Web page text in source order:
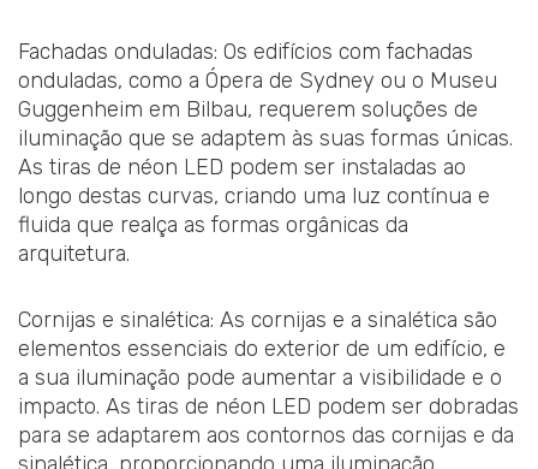
Fachadas onduladas: Os edifícios com fachadas
onduladas, como a Ópera de Sydney ou o Museu
Guggenheim em Bilbau, requerem soluções de
iluminação que se adaptem às suas formas únicas.
As tiras de néon LED podem ser instaladas ao
longo destas curvas, criando uma luz contínua e
fluida que realça as formas orgânicas da
arquitetura.
Cornijas e sinalética: As cornijas e a sinalética são
elementos essenciais do exterior de um edifício, e
a sua iluminação pode aumentar a visibilidade e o
impacto. As tiras de néon LED podem ser dobradas
para se adaptarem aos contornos das cornijas e da